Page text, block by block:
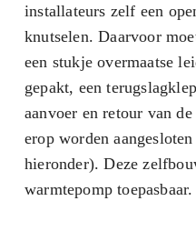
installateurs zelf een
knutselen. Daarvoor
een stukje overmaatse
gepakt, een
aanvoer en retour van
erop worden
hieronder). Deze
warmtepomp toepasbaar.